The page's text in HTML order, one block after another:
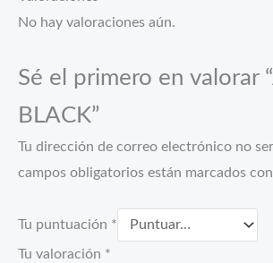
No hay valoraciones aún.
Sé el primero en valorar
BLACK”
Tu dirección de correo electrónico no
campos obligatorios están marcados con
Tu puntuación *
Tu valoración *